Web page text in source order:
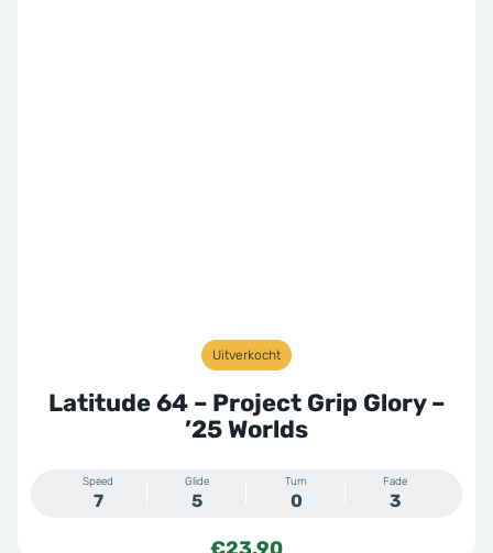
Uitverkocht
Latitude 64 – Project Grip Glory –
’25 Worlds
Speed
7
Glide
5
Turn
0
Fade
3